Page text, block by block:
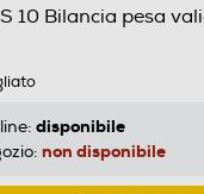
10 Bilancia pesa
disponibile
non disponibile